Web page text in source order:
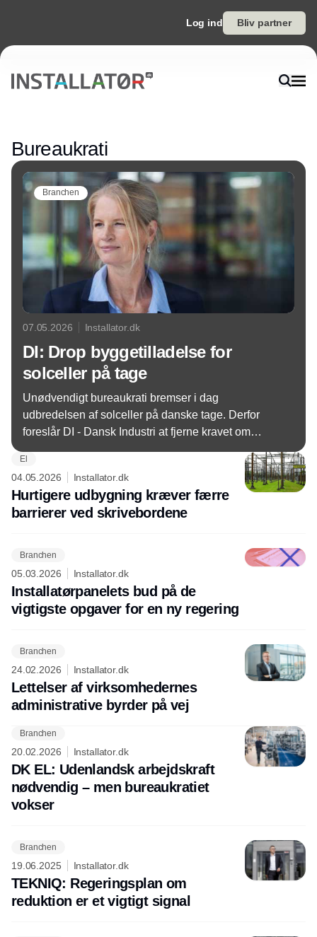
Log ind Bliv partner
Bureaukrati
Branchen
07.05.2026 Installator.dk
DI: Drop byggetilladelse for
solceller på tage
Unødvendigt bureaukrati bremser i dag
udbredelsen af solceller på danske tage. Derfor
foreslår DI - Dansk Industri at fjerne kravet om
El
04.05.2026 Installator.dk
Hurtigere udbygning kræver færre
barrierer ved skrivebordene
Branchen
05.03.2026 Installator.dk
Installatørpanelets bud på de
vigtigste opgaver for en ny regering
Branchen
24.02.2026 Installator.dk
Lettelser af virksomhedernes
administrative byrder på vej
Branchen
20.02.2026 Installator.dk
DK EL: Udenlandsk arbejdskraft
nødvendig – men bureaukratiet
vokser
Branchen
19.06.2025 Installator.dk
TEKNIQ: Regeringsplan om
reduktion er et vigtigt signal